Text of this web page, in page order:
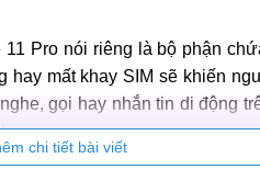
Pro nói riêng là bộ phận
mất khay SIM sẽ khiến
gọi hay nhắn tin di động
chi tiết bài viết